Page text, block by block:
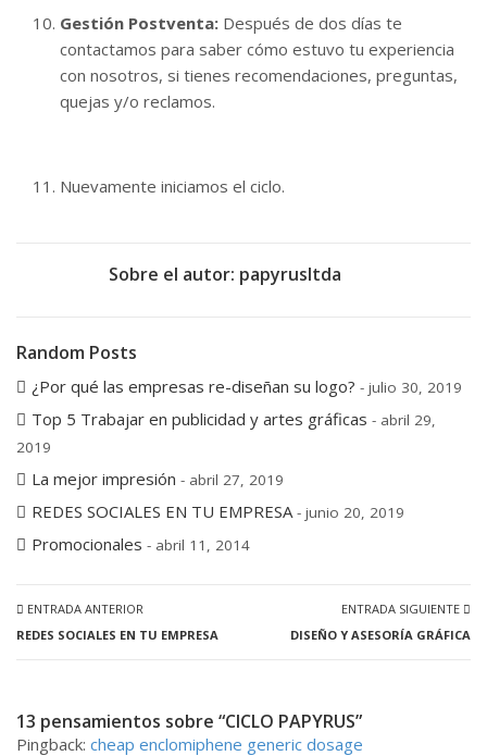
Gestión Postventa: Después de dos días te
contactamos para saber cómo estuvo tu experiencia
con nosotros, si tienes recomendaciones, preguntas,
quejas y/o reclamos.
Nuevamente iniciamos el ciclo.
Sobre el autor: papyrusltda
Random Posts
¿Por qué las empresas re-diseñan su logo? - julio 30, 2019
Top 5 Trabajar en publicidad y artes gráficas - abril 29,
2019
La mejor impresión - abril 27, 2019
REDES SOCIALES EN TU EMPRESA - junio 20, 2019
Promocionales - abril 11, 2014
ENTRADA ANTERIOR
REDES SOCIALES EN TU EMPRESA
ENTRADA SIGUIENTE
DISEÑO Y ASESORÍA GRÁFICA
13 pensamientos sobre “CICLO PAPYRUS”
Pingback: cheap enclomiphene generic dosage